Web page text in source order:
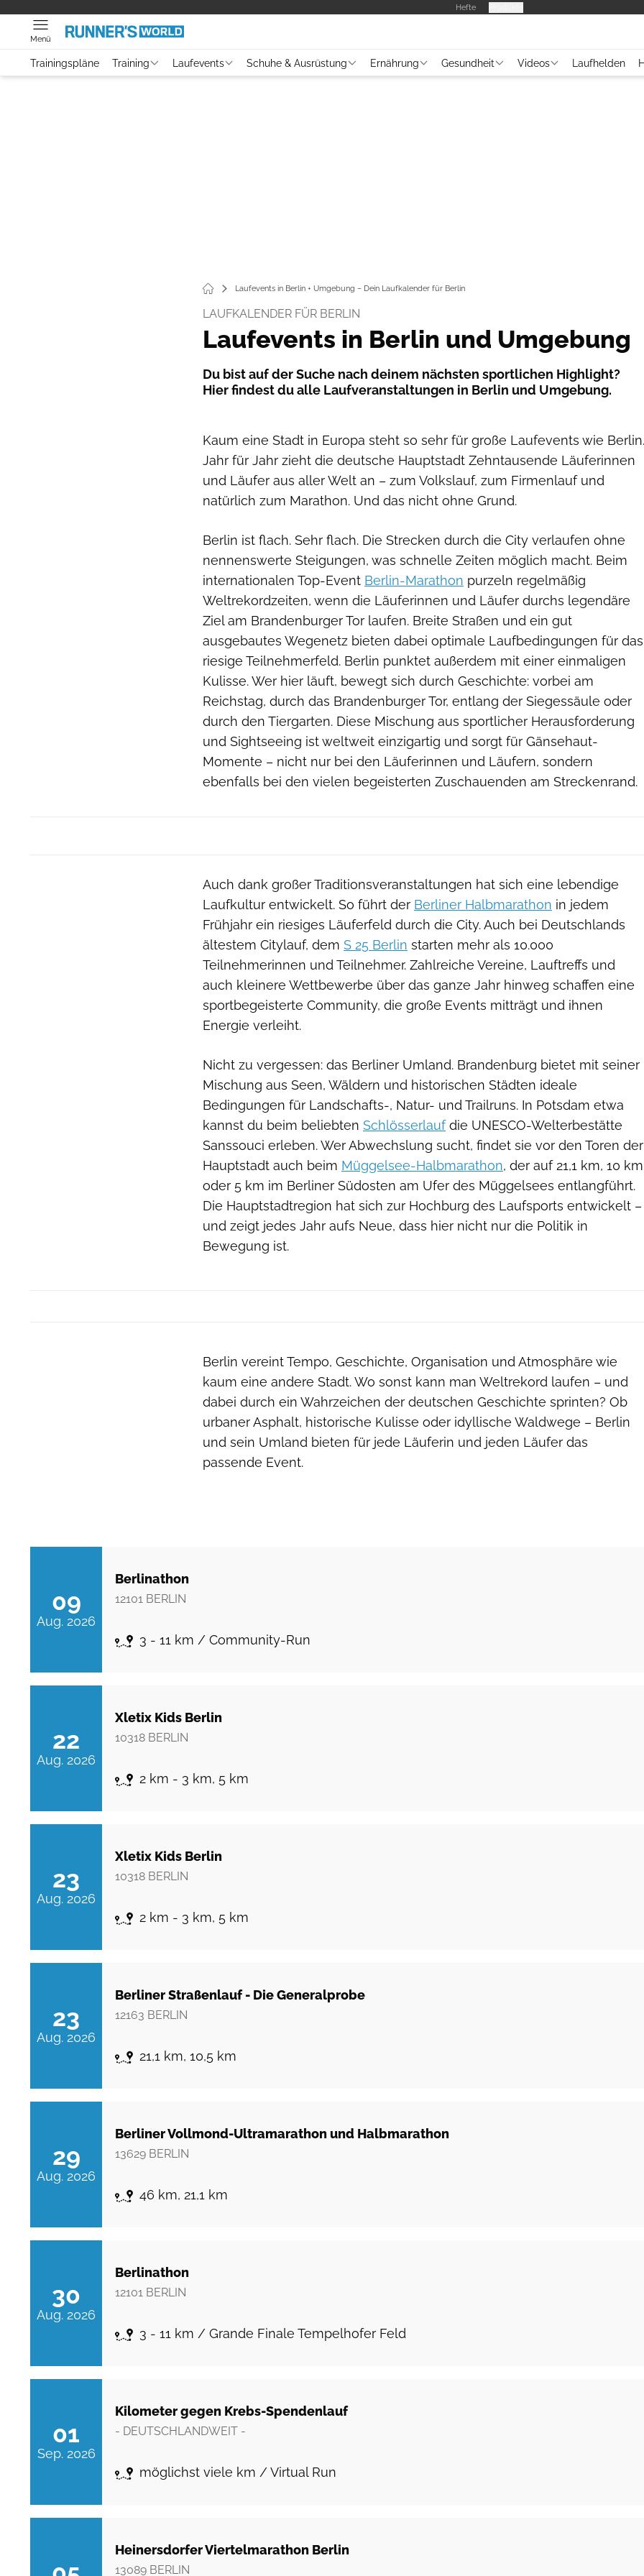
Hefte
Menü
Trainingspläne Training Laufevents Schuhe & Ausrüstung Ernährung Gesundheit Videos Laufhelden
Laufevents in Berlin + Umgebung – Dein Laufkalender für Berlin
LAUFKALENDER FÜR BERLIN
Laufevents in Berlin und Umgebung
Du bist auf der Suche nach deinem nächsten sportlichen Highlight?
Hier findest du alle Laufveranstaltungen in Berlin und Umgebung.
Kaum eine Stadt in Europa steht so sehr für große Laufevents wie Berlin.
Jahr für Jahr zieht die deutsche Hauptstadt Zehntausende Läuferinnen
und Läufer aus aller Welt an – zum Volkslauf, zum Firmenlauf und
natürlich zum Marathon. Und das nicht ohne Grund.
Berlin ist flach. Sehr flach. Die Strecken durch die City verlaufen ohne
nennenswerte Steigungen, was schnelle Zeiten möglich macht. Beim
internationalen Top-Event Berlin-Marathon purzeln regelmäßig
Weltrekordzeiten, wenn die Läuferinnen und Läufer durchs legendäre
Ziel am Brandenburger Tor laufen. Breite Straßen und ein gut
ausgebautes Wegenetz bieten dabei optimale Laufbedingungen für das
riesige Teilnehmerfeld. Berlin punktet außerdem mit einer einmaligen
Kulisse. Wer hier läuft, bewegt sich durch Geschichte: vorbei am
Reichstag, durch das Brandenburger Tor, entlang der Siegessäule oder
durch den Tiergarten. Diese Mischung aus sportlicher Herausforderung
und Sightseeing ist weltweit einzigartig und sorgt für Gänsehaut-
Momente – nicht nur bei den Läuferinnen und Läufern, sondern
ebenfalls bei den vielen begeisterten Zuschauenden am Streckenrand.
Auch dank großer Traditionsveranstaltungen hat sich eine lebendige
Laufkultur entwickelt. So führt der Berliner Halbmarathon in jedem
Frühjahr ein riesiges Läuferfeld durch die City. Auch bei Deutschlands
ältestem Citylauf, dem S 25 Berlin starten mehr als 10.000
Teilnehmerinnen und Teilnehmer. Zahlreiche Vereine, Lauftreffs und
auch kleinere Wettbewerbe über das ganze Jahr hinweg schaffen eine
sportbegeisterte Community, die große Events mitträgt und ihnen
Energie verleiht.
Nicht zu vergessen: das Berliner Umland. Brandenburg bietet mit seiner
Mischung aus Seen, Wäldern und historischen Städten ideale
Bedingungen für Landschafts-, Natur- und Trailruns. In Potsdam etwa
kannst du beim beliebten Schlösserlaufdie UNESCO-Welterbestätte
Sanssouci erleben. Wer Abwechslung sucht, findet sie vor den Toren der
Hauptstadt auch beim Müggelsee-Halbmarathon, der auf 21,1 km, 10 km
oder 5 km im Berliner Südosten am Ufer des Müggelsees entlangführt.
Die Hauptstadtregion hat sich zur Hochburg des Laufsports entwickelt –
und zeigt jedes Jahr aufs Neue, dass hier nicht nur die Politik in
Bewegung ist.
Berlin vereint Tempo, Geschichte, Organisation und Atmosphäre wie
kaum eine andere Stadt. Wo sonst kann man Weltrekord laufen – und
dabei durch ein Wahrzeichen der deutschen Geschichte sprinten? Ob
urbaner Asphalt, historische Kulisse oder idyllische Waldwege – Berlin
und sein Umland bieten für jede Läuferin und jeden Läufer das
passende Event.
09
Aug. 2026
Berlinathon
12101 BERLIN
3 - 11 km / Community-Run
22
Aug. 2026
Xletix Kids Berlin
10318 BERLIN
2 km - 3 km, 5 km
23
Aug. 2026
Xletix Kids Berlin
10318 BERLIN
2 km - 3 km, 5 km
23
Aug. 2026
Berliner Straßenlauf - Die Generalprobe
12163 BERLIN
21,1 km, 10,5 km
29
Aug. 2026
Berliner Vollmond-Ultramarathon und Halbmarathon
13629 BERLIN
46 km, 21,1 km
30
Aug. 2026
Berlinathon
12101 BERLIN
3 - 11 km / Grande Finale Tempelhofer Feld
01
Sep. 2026
Kilometer gegen Krebs-Spendenlauf
- DEUTSCHLANDWEIT -
möglichst viele km / Virtual Run
Heinersdorfer Viertelmarathon Berlin
13089 BERLIN